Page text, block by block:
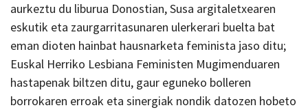
aurkeztu du liburua Donostian, Susa argitaletxearen
eskutik eta zaurgarritasunaren ulerkerari buelta bat
eman dioten hainbat hausnarketa feminista jaso ditu;
Euskal Herriko Lesbiana Feministen Mugimenduaren
hastapenak biltzen ditu, gaur eguneko bolleren
borrokaren erroak eta sinergiak nondik datozen hobeto